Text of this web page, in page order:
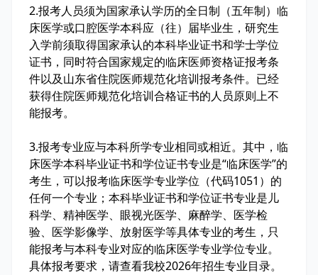
2.报考人员须为国家承认学历的全日制（五年制）临
床医学或口腔医学本科应（往）届毕业生，研究生
入学前须取得国家承认的本科毕业证书和学士学位
证书，同时符合国家规定的临床医师资格证报考条
件以及山东省住院医师规范化培训报考条件。已经
获得住院医师规范化培训合格证书的人员原则上不
能报考。
3.报考专业应与本科所学专业相同或相近。其中，临
床医学本科毕业证书和学位证书专业是“临床医学”的
考生，可以报考临床医学专业学位（代码1051）的
任何一个专业；本科毕业证书和学位证书专业是儿
科学、精神医学、眼视光医学、麻醉学、医学检
验、医学影像学、放射医学等具体专业的考生，只
能报考与本科专业对应的临床医学专业学位专业。
具体报考要求，请查看我校2026年招生专业目录。